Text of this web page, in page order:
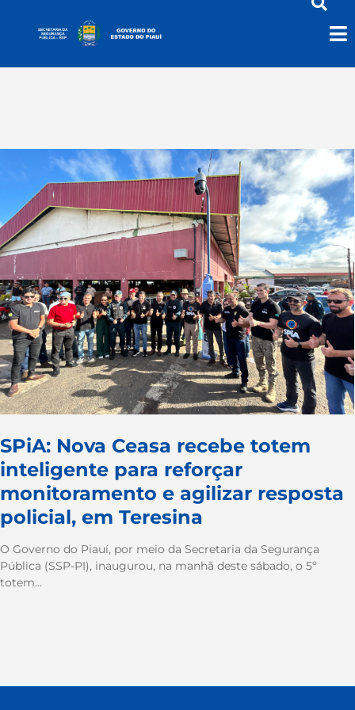
Nova Ceasa
SPiA: Nova Ceasa recebe totem
inteligente para reforçar
monitoramento e agilizar resposta
policial, em Teresina
O Governo do Piauí, por meio da Secretaria da Segurança
Pública (SSP-PI), inaugurou, na manhã deste sábado, o 5º
totem...